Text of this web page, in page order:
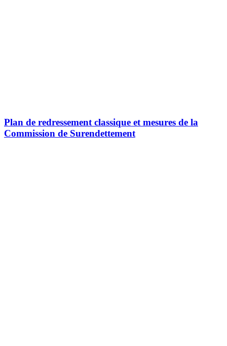
Plan de redressement classique et mesures de la
Commission de Surendettement